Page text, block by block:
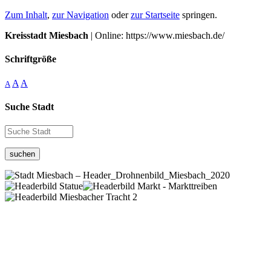
Zum Inhalt, zur Navigation oderzur Startseite springen.
Kreisstadt Miesbach | Online: https://www.miesbach.de/
Schriftgröße
A A A
Suche Stadt
suchen